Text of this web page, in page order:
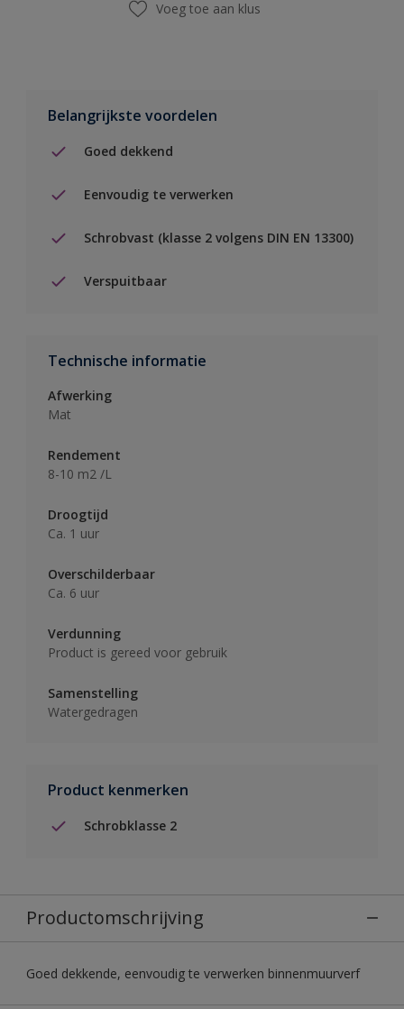
Voeg toe aan klus
Belangrijkste voordelen
Goed dekkend
Eenvoudig te verwerken
Schrobvast (klasse 2 volgens DIN EN 13300)
Verspuitbaar
Technische informatie
Afwerking
Mat
Rendement
8-10 m2 /L
Droogtijd
Ca. 1 uur
Overschilderbaar
Ca. 6 uur
Verdunning
Product is gereed voor gebruik
Samenstelling
Watergedragen
Product kenmerken
Schrobklasse 2
Productomschrijving
Goed dekkende, eenvoudig te verwerken binnenmuurverf